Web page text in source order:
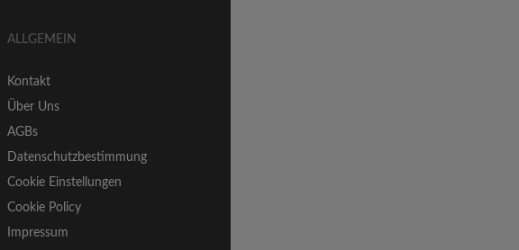
ALLGEMEIN
Kontakt
Über Uns
AGBs
Datenschutzbestimmung
Cookie Einstellungen
Cookie Policy
Impressum